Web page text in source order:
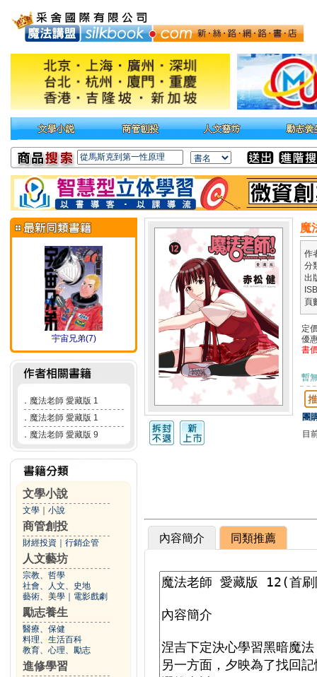
宇宙兄弟(7)
． 魔法老師 愛藏版 1
． 魔法老師 愛藏版 1
． 魔法老師 愛藏版 9
文學小說
文學 小說
商管創投
財經投資 行銷企管
人文藝坊
宗教、哲學
社會、人文、史地
藝術、美學
電影戲劇
勵志養生
醫療、保健
料理、生活百科
教育、心理、勵志
進修學習
魔
作
分
出
頁
定
優
書
暫
團
目
內容簡介 同類推薦